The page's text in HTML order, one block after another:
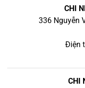
CHI
336 Nguyễn
Điện
CHI